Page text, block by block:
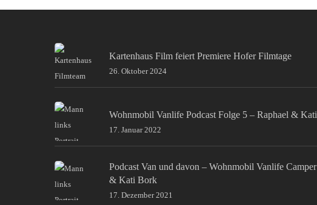
Kartenhaus Film feiert Premiere Hofer Filmtage
26. Oktober 2024
Wohnmobil Vanlife Podcast Folge 5 – Raphael &
17. Januar 2022
Podcast Van und davon – Wohnmobil Vanlife
& Kati Bork
17. Dezember 2021